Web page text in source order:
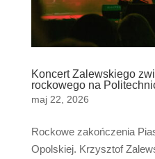
Koncert Zalewskiego
rockowego na
maj 22, 2026
Rockowe zakończenia
Opolskiej. Krzysztof